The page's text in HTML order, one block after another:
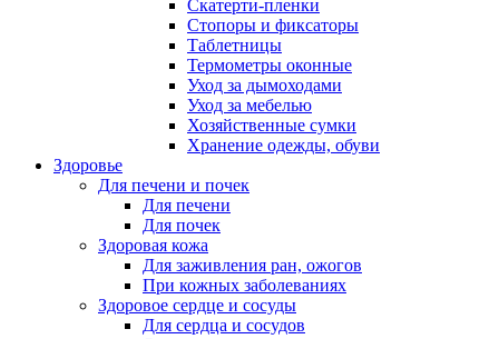
Скатерти-пленки
Стопоры и фиксаторы
Таблетницы
Термометры оконные
Уход за дымоходами
Уход за мебелью
Хозяйственные сумки
Хранение одежды, обуви
Здоровье
Для печени и почек
Для печени
Для почек
Здоровая кожа
Для заживления ран, ожогов
При кожных заболеваниях
Здоровое сердце и сосуды
Для сердца и сосудов